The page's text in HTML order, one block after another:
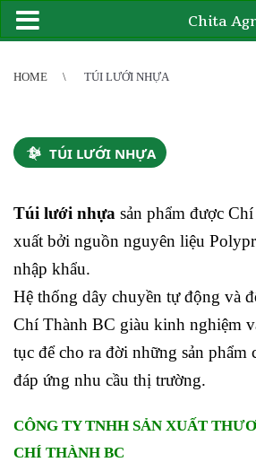
HOME TÚI LƯỚI NHỰA
TÚI LƯỚI NHỰA
Túi lưới nhựa sản phẩm được
xuất bởi nguồn nguyên liệu
nhập khẩu.
Hệ thống dây chuyền tự động và
Chí Thành BC giàu kinh nghiệm
tục để cho ra đời những sản
đáp ứng nhu cầu thị trường.
CÔNG TY TNHH SẢN XUẤT
CHÍ THÀNH BC
Chita